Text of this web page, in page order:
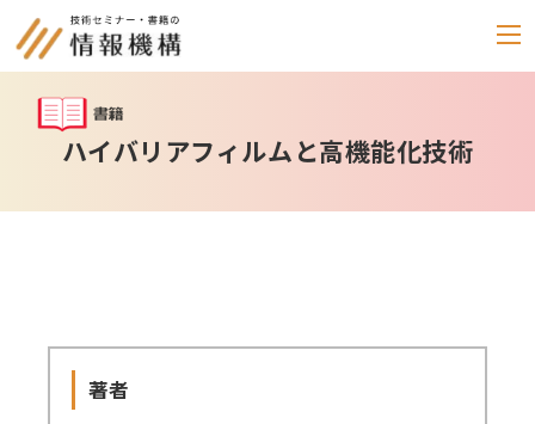
セミナー
「化学物質管理」
ハイバリアフィルムと高機能化技術
著者